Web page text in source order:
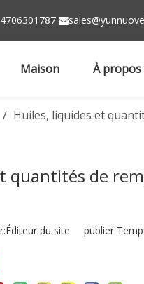

Maison À propos
/ Huiles, liquides et
quantités de
du site publier